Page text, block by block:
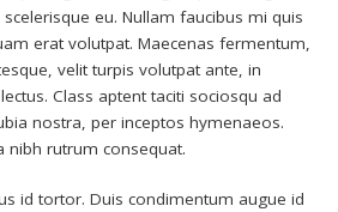
eu. Nullam faucibus mi quis
erat volutpat. Maecenas fermentum,
velit turpis volutpat ante, in
Class aptent taciti sociosqu ad
nostra, per inceptos hymenaeos.
nibh rutrum consequat.
id tortor. Duis condimentum augue id